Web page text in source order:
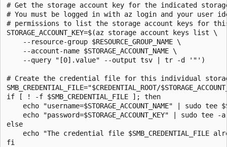
# Get the storage account key for the indicated
# You must be logged in with az login and your user
# permissions to list the storage account keys for this
STORAGE_ACCOUNT_KEY=$(az storage account keys list \
    --resource-group $RESOURCE_GROUP_NAME \
    --account-name $STORAGE_ACCOUNT_NAME \
    --query "[0].value" --output tsv | tr -d '"')
# Create the credential file for this individual
SMB_CREDENTIAL_FILE="$CREDENTIAL_ROOT/
if [ ! -f $SMB_CREDENTIAL_FILE ]; then
echo "username=$STORAGE_ACCOUNT_NAME" | sudo tee
echo "password=$STORAGE_ACCOUNT_KEY" | sudo tee -
else
echo "The credential file $SMB_CREDENTIAL_FILE
fi